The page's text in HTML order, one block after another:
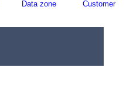
Data zone
Customer